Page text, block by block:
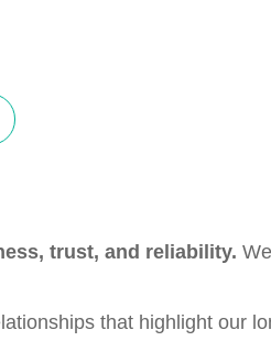
trust, and reliability.
that highlight our